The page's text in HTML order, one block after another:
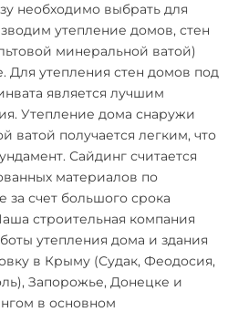
необходимо выбрать для
утепление домов, стен
минеральной ватой)
Для утепления стен домов под
является лучшим
Утепление дома снаружи
ватой получается легким, что
Сайдинг считается
материалов по
за счет большого срока
строительная компания
утепления дома и здания
в Крыму (Судак, Феодосия,
Запорожье, Донецке и
в основном